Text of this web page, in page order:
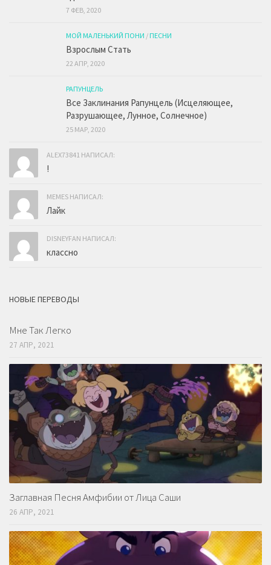
7 ФЕВ, 2020
МОЙ МАЛЕНЬКИЙ ПОНИ /ПЕСНИ
Взрослым Стать
22 АПР, 2020
РАПУНЦЕЛЬ
Все Заклинания Рапунцель (Исцеляющее,
Разрушающее, Лунное, Солнечное)
25 МАР, 2020
ALEX73841 НАПИСАЛ:
!
MEMES НАПИСАЛ:
Лайк
DISNEYFAN НАПИСАЛ:
классно
НОВЫЕ ПЕРЕВОДЫ
Мне Так Легко
27 АПР, 2021
Заглавная Песня Амфибии от Лица Саши
26 АПР, 2021